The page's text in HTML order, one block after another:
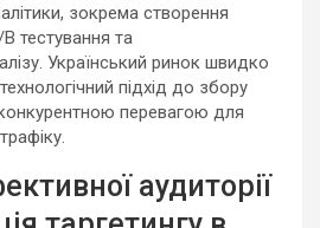
зокрема створення
тестування та
Український ринок швидко
підхід до збору
конкурентною перевагою для
аудиторії